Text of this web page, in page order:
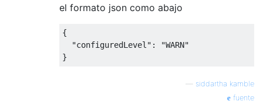
el formato json como abajo
{
  "configuredLevel": "WARN"
siddartha kamble
fuente